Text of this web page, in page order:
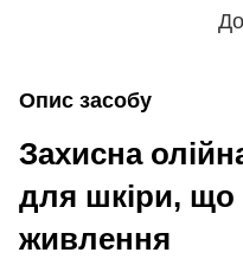
Опис засобу
Захисна
для шкіри, що
живлення